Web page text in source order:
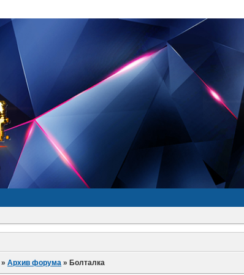
»Архив форума » Болталка